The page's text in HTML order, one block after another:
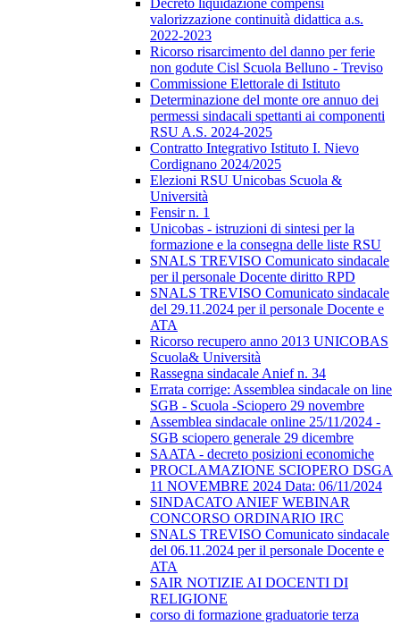
Decreto liquidazione compensi
valorizzazione continuità didattica a.s.
2022-2023
Ricorso risarcimento del danno per ferie
non godute Cisl Scuola Belluno - Treviso
Commissione Elettorale di Istituto
Determinazione del monte ore annuo dei
permessi sindacali spettanti ai componenti
RSU A.S. 2024-2025
Contratto Integrativo Istituto I. Nievo
Cordignano 2024/2025
Elezioni RSU Unicobas Scuola &
Università
Fensir n. 1
Unicobas - istruzioni di sintesi per la
formazione e la consegna delle liste RSU
SNALS TREVISO Comunicato sindacale
per il personale Docente diritto RPD
SNALS TREVISO Comunicato sindacale
del 29.11.2024 per il personale Docente e
ATA
Ricorso recupero anno 2013 UNICOBAS
Scuola& Università
Rassegna sindacale Anief n. 34
Errata corrige: Assemblea sindacale on line
SGB - Scuola -Sciopero 29 novembre
Assemblea sindacale online 25/11/2024 -
SGB sciopero generale 29 dicembre
SAATA - decreto posizioni economiche
PROCLAMAZIONE SCIOPERO DSGA
11 NOVEMBRE 2024 Data: 06/11/2024
SINDACATO ANIEF WEBINAR
CONCORSO ORDINARIO IRC
SNALS TREVISO Comunicato sindacale
del 06.11.2024 per il personale Docente e
ATA
SAIR NOTIZIE AI DOCENTI DI
RELIGIONE
corso di formazione graduatorie terza